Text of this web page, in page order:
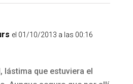
el 01/10/2013 a las 00:16
lástima que estuviera el